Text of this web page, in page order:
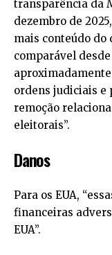
transparência da
dezembro de
mais conteúdo do
comparável
ordens judiciais e
remoção
eleitorais”.
Danos
Para os EUA,
financeiras
EUA”.